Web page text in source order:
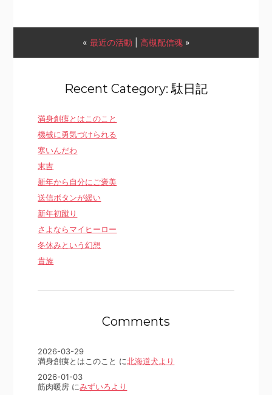
« 最近の活動 高槻配信魂»
Recent Category: 駄日記
満身創痍とはこのこと
機械に勇気づけられる
寒いんだわ
末吉
新年から自分にご褒美
送信ボタンが緩い
新年初蹴り
さよならマイヒーロー
冬休みという幻想
貴族
Comments
2026-03-29
満身創痍とはこのこと に北海道犬より
2026-01-03
筋肉暖房 にみずいろより